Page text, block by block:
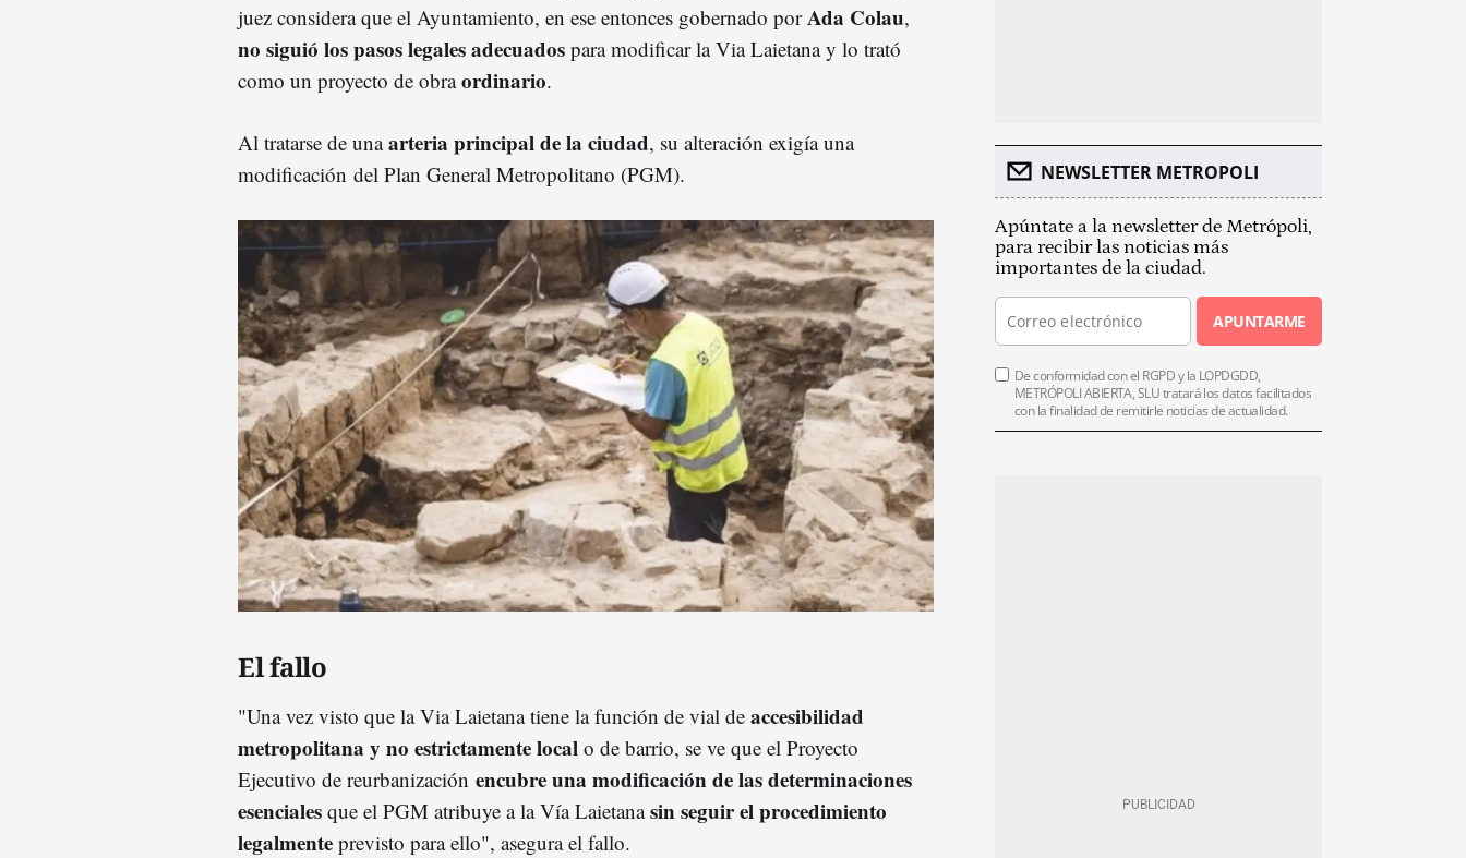
juez considera que el Ayuntamiento, en ese entonces gobernado porAda Colau,
no siguió los pasos legales adecuados para modificar la Via Laietana y lo trató
como un proyecto de obraordinario.
Al tratarse de unaarteria principal de la ciudad, su alteración exigía una
modificación del Plan General Metropolitano (PGM).
El fallo
"Una vez visto que la Via Laietana tiene la función de vial de accesibilidad
metropolitana y no estrictamente local o de barrio, se ve que el Proyecto
Ejecutivo de reurbanización encubre una modificación de las determinaciones
esenciales que el PGM atribuye a la Vía Laietanasin seguir el procedimiento
legalmente previsto para ello", asegura el fallo.
NEWSLETTER METROPOLI
Apúntate a la newsletter de Metrópoli,
para recibir las noticias más
importantes de la ciudad.
APUNTARME
De conformidad con el RGPD y la LOPDGDD,
METRÓPOLI ABIERTA, SLU tratará los datos facilitados
con la finalidad de remitirle noticias de actualidad.